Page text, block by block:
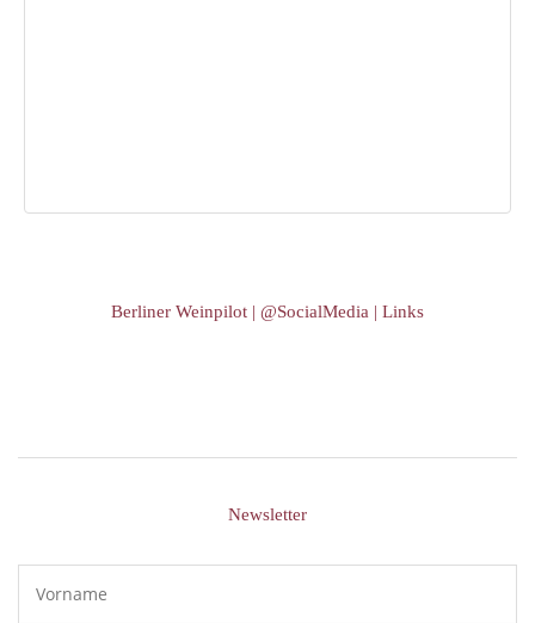
Berliner Weinpilot | @SocialMedia | Links
Newsletter